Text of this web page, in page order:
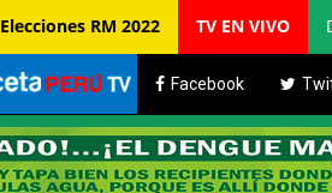
Elecciones RM 2022 TV EN VIVO
Facebook